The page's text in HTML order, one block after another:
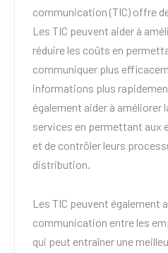
communication (TIC) offre
Les TIC peuvent aider à
réduire les coûts en
communiquer plus
informations plus
également aider à améliorer
services en permettant aux
et de contrôler leurs
distribution.
Les TIC peuvent également
communication entre les
qui peut entraîner une